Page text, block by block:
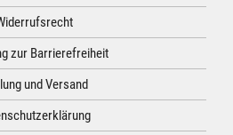
zur Barrierefreiheit
und Versand